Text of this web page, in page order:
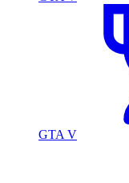
GTA V